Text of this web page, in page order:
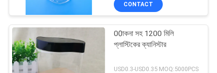
CONTACT
00াকনা সহ 1200 মিলি
প্লাস্টিকের ক্যানিস্টার
USD0.3-USD0.35 MOQ:5000PCS